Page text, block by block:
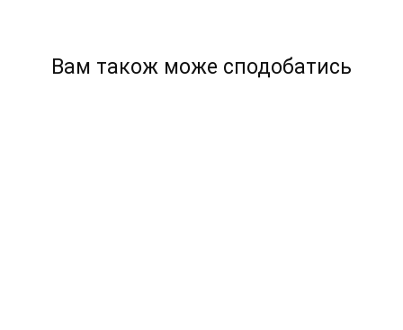
Вам також може сподобатись